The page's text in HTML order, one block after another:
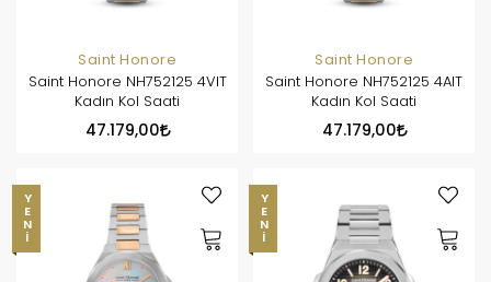
Saint Honore
Saint Honore NH752125 4VIT
Kadın Kol Saati
47.179,00
Saint Honore
Saint Honore NH752125 4AIT
Kadın Kol Saati
47.179,00
YENI YENI